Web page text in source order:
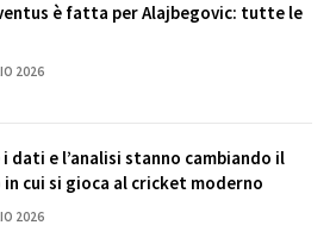
è fatta per Alajbegovic: tutte le
2026
i dati e l’analisi stanno cambiando il
in cui si gioca al cricket moderno
2026